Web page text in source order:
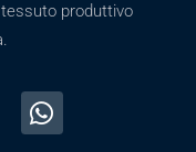
produttivo